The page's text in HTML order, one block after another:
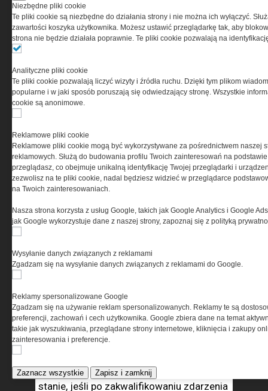
Uprawnienie wygasa z chwilą cofnięcia
decyzji o dopuszczalności specjalnego
użycia broni lub zakończenia działań grupy
Wprowadzone rozwiązanie daje całkiem
nowe możliwości prowadzenia działań
i w dużej mierze spełnia oczekiwania
specjalnych. Zwiększa bezpieczeństwo
prawne funkcjonariuszy biorących udział
w działaniach kontrterrorystycznych.
Sankcjonuje również potrzebę
przygotowanych do prowadzenia
ratunkowych działań bojowych. Nie jest
i rozwiązań budzących wątpliwości.
muszą zaistnieć, aby zdarzenie zostało
zakwalifikowane jako terrorystyczne,
nie wiadomo także, kto ma podjąć taką
decyzję?
Ustawa nie reguluje również tego, co się
stanie, jeśli po zakwalifikowaniu zdarzenia
Niezbędne pliki cookie
Te pliki cookie są niezbędne do działania strony i nie można ich wyłączyć.
zawartości koszyka użytkownika. Możesz ustawić przeglądarkę tak, aby
strona nie będzie działała poprawnie. Te pliki cookie pozwalają na
Analityczne pliki cookie
Te pliki cookie pozwalają liczyć wizyty i źródła ruchu. Dzięki tym plikom
popularne i w jaki sposób poruszają się odwiedzający stronę. Wszystkie
cookie są anonimowe.
Reklamowe pliki cookie
Reklamowe pliki cookie mogą być wykorzystywane za pośrednictwem naszej
reklamowych. Służą do budowania profilu Twoich zainteresowań na
przeglądasz, co obejmuje unikalną identyfikację Twojej przeglądarki i
zezwolisz na te pliki cookie, nadal będziesz widzieć w przeglądarce
na Twoich zainteresowaniach.
Nasza strona korzysta z usług Google, takich jak Google Analytics i Google
jak Google wykorzystuje dane z naszej strony, zapoznaj się z polityką
Wysyłanie danych związanych z reklamami
Zgadzam się na wysyłanie danych związanych z reklamami do Google.
Reklamy spersonalizowane Google
Zgadzam się na używanie reklam spersonalizowanych. Reklamy te są
preferencji, zachowań i cech użytkownika. Google zbiera dane na temat
takie jak wyszukiwania, przeglądane strony internetowe, kliknięcia i zakupy
zainteresowania i preferencje.
Zaznacz wszystkie Zapisz i zamknij